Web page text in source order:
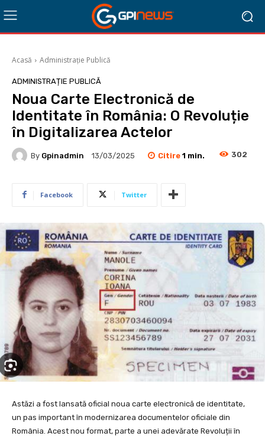
Acasă Administrație Publică
ADMINISTRAȚIE PUBLICĂ
Noua Carte Electronică de
Identitate în România: O Revoluție
în Digitalizarea Actelor
By Gpinadmin 13/03/2025 Citire 1 min. 302
Facebook Twitter
Astăzi a fost lansată oficial noua carte electronică de identitate,
un pas important în modernizarea documentelor oficiale din
România. Acest nou format, parte a unei adevărate Revoluții în